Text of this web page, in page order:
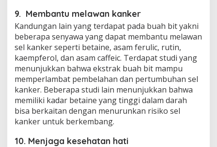
9. Membantu melawan kanker
Kandungan lain yang terdapat pada buah bit yakni
beberapa senyawa yang dapat membantu melawan
sel kanker seperti betaine, asam ferulic, rutin,
kaempferol, dan asam caffeic. Terdapat studi yang
menunjukkan bahwa ekstrak buah bit mampu
memperlambat pembelahan dan pertumbuhan sel
kanker. Beberapa studi lain menunjukkan bahwa
memiliki kadar betaine yang tinggi dalam darah
bisa berkaitan dengan menurunkan risiko sel
kanker untuk berkembang.
10. Menjaga kesehatan hati